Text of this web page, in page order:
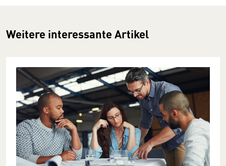
Weitere interessante Artikel